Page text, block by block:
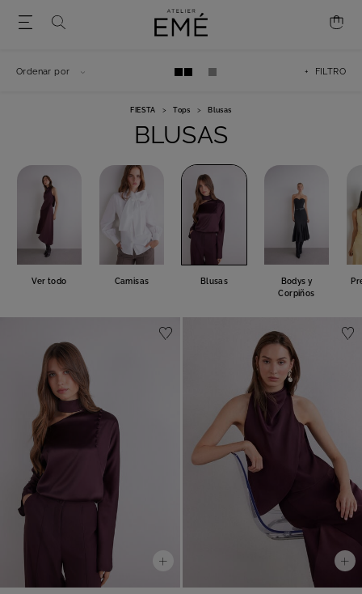
FIESTA > Tops > Blusas
BLUSAS
Ver todo Camisas Blusas
Bodys y
Corpiños
+ FILTRO
Ordenar por